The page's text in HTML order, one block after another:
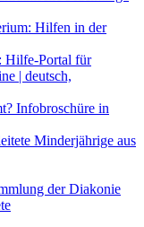
Hilfen in der
Hilfe-Portal für
| deutsch,
Infobroschüre in
Minderjährige aus
der Diakonie